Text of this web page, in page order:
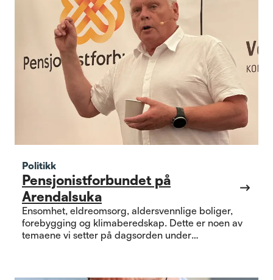
Politikk
Pensjonistforbundet på
Arendalsuka
Ensomhet, eldreomsorg, aldersvennlige boliger,
forebygging og klimaberedskap. Dette er noen av
temaene vi setter på dagsorden under